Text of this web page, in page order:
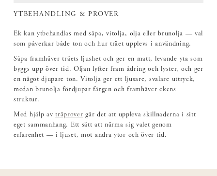
YTBEHANDLING & PROVER
Ek kan ytbehandlas med såpa, vitolja, olja eller brunolja — val
som påverkar både ton och hur träet upplevs i användning.
Såpa framhäver träets ljushet och ger en matt, levande yta som
byggs upp över tid. Oljan lyfter fram ådring och lyster, och ger
en något djupare ton. Vitolja ger ett ljusare, svalare uttryck,
medan brunolja fördjupar färgen och framhäver ekens
struktur.
Med hjälp avträprover går det att uppleva skillnaderna i sitt
eget sammanhang. Ett sätt att närma sig valet genom
erfarenhet — i ljuset, mot andra ytor och över tid.